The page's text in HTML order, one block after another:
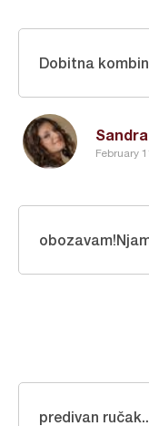
February
Dobitna
predivan